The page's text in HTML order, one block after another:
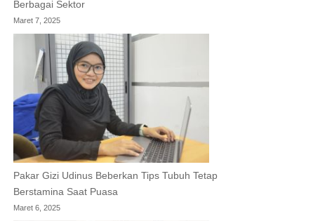
Berbagai Sektor
Maret 7, 2025
Pakar Gizi Udinus Beberkan Tips Tubuh Tetap
Berstamina Saat Puasa
Maret 6, 2025